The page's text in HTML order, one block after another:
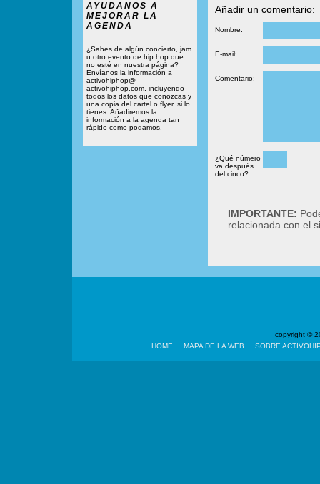
AYUDANOS A
MEJORAR LA
AGENDA
¿Sabes de algún concierto, jam
u otro evento de hip hop que
no esté en nuestra página?
Envíanos la información a
activohiphop@
activohiphop.com, incluyendo
todos los datos que conozcas y
una copia del cartel o flyer, si lo
tienes. Añadiremos la
información a la agenda tan
rápido como podamos.
Añadir un comentario:
Nombre:
E-mail:
Comentario:
¿Qué número
va después
del cinco?:
IMPORTANTE:
relacionada con el
copyright ©
HOME
MAPA DE LA WEB SOBRE